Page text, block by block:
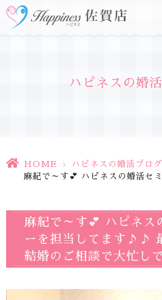
ハピネスの婚
HOME > ハピネスの婚活ブログ
麻紀で～す💕 ハピネスの婚活セ
麻紀で～す💕 ハピネス
ーを担当してます♪♪
結婚のご相談で大忙し